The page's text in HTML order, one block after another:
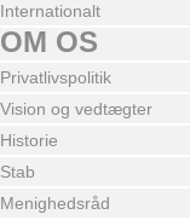
Internationalt
OM OS
Privatlivspolitik
Vision og vedtægter
Historie
Stab
Menighedsråd